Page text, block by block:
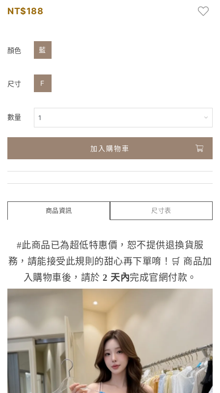
188
顏色 藍
尺寸 F
數量
加入購物車
商品資訊 尺寸表
#此商品已為超低特惠價，恕不提供退換貨服
務，請能接受此規則的甜心再下單唷！ 🛒 商品加
入購物車後，請於 2 天內完成官網付款。